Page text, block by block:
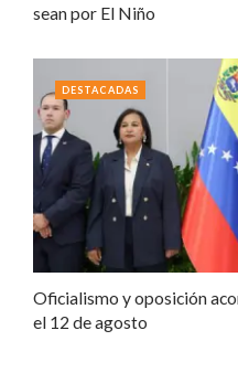
sean por El Niño
Oficialismo y oposición
el 12 de agosto
DESTACADAS